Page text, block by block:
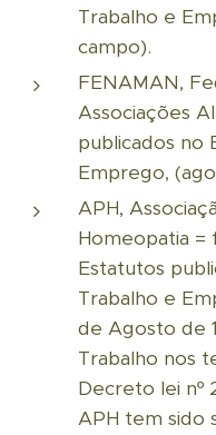
Trabalho e
campo).
FENAMAN,
Associações
publicados no
Emprego,
APH,
Homeopatia =
Estatutos
Trabalho e
de Agosto de
Trabalho nos
Decreto lei nº
APH tem sido